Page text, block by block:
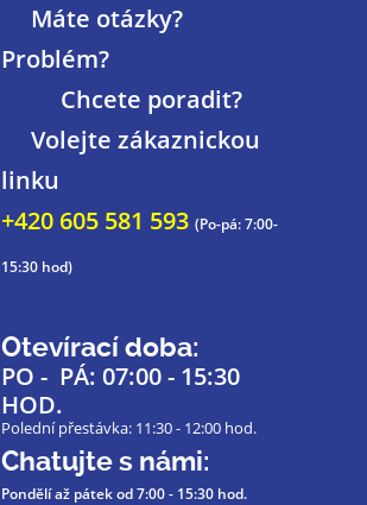
Máte otázky?
Problém?
Chcete poradit?
Volejte zákaznickou
linku
+420 605 581 593 (Po-pá: 7:00-
15:30 hod)
Otevírací doba:
PO - PÁ: 07:00 - 15:30
HOD.
Polední přestávka: 11:30 - 12:00 hod.
Chatujte s námi:
Pondělí až pátekod 7:00 - 15:30 hod.